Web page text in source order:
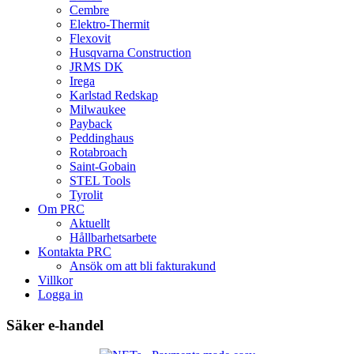
Cembre
Elektro-Thermit
Flexovit
Husqvarna Construction
JRMS DK
Irega
Karlstad Redskap
Milwaukee
Payback
Peddinghaus
Rotabroach
Saint-Gobain
STEL Tools
Tyrolit
Om PRC
Aktuellt
Hållbarhetsarbete
Kontakta PRC
Ansök om att bli fakturakund
Villkor
Logga in
Säker e-handel